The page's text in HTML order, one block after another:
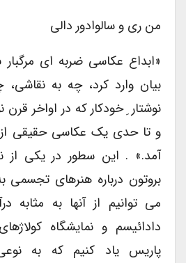
من ری و سالوادور دالی
«ابداع عکاسی ضربه ای مرگبار
بیان وارد کرد، چه به
نوشتار ِ خودکار که در اواخر قرن
و تا حدی یک عکاسی حقیقی از
آمد.» . این سطور در یکی از
بروتون درباره هنرهای تجسمی
می توانیم از آنها به مثابه
دادائیسم و نمایشگاه
پاریس یاد کنیم که به نوعی